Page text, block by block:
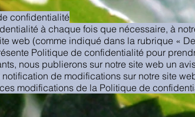
confidentialité
à chaque fois que nécessaire, à
web (comme indiqué dans la rubrique «
Politique de confidentialité pour
nous publierons sur notre site web un
de modifications sur notre site
modifications de la Politique de